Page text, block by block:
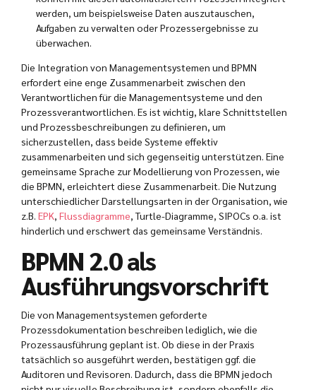
werden, um beispielsweise Daten auszutauschen,
Aufgaben zu verwalten oder Prozessergebnisse zu
überwachen.
Die Integration von Managementsystemen und BPMN
erfordert eine enge Zusammenarbeit zwischen den
Verantwortlichen für die Managementsysteme und den
Prozessverantwortlichen. Es ist wichtig, klare Schnittstellen
und Prozessbeschreibungen zu definieren, um
sicherzustellen, dass beide Systeme effektiv
zusammenarbeiten und sich gegenseitig unterstützen. Eine
gemeinsame Sprache zur Modellierung von Prozessen, wie
die BPMN, erleichtert diese Zusammenarbeit. Die Nutzung
unterschiedlicher Darstellungsarten in der Organisation, wie
z.B. EPK, Flussdiagramme, Turtle-Diagramme, SIPOCs o.a. ist
hinderlich und erschwert das gemeinsame Verständnis.
BPMN 2.0 als
Ausführungsvorschrift
Die von Managementsystemen geforderte
Prozessdokumentation beschreiben lediglich, wie die
Prozessausführung geplant ist. Ob diese in der Praxis
tatsächlich so ausgeführt werden, bestätigen ggf. die
Auditoren und Revisoren. Dadurch, dass die BPMN jedoch